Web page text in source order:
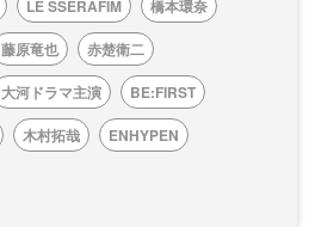
LE SSERAFIM
橋本環奈
藤原竜也
赤楚衛二
大河ドラマ主演
BE:FIRST
木村拓哉
ENHYPEN